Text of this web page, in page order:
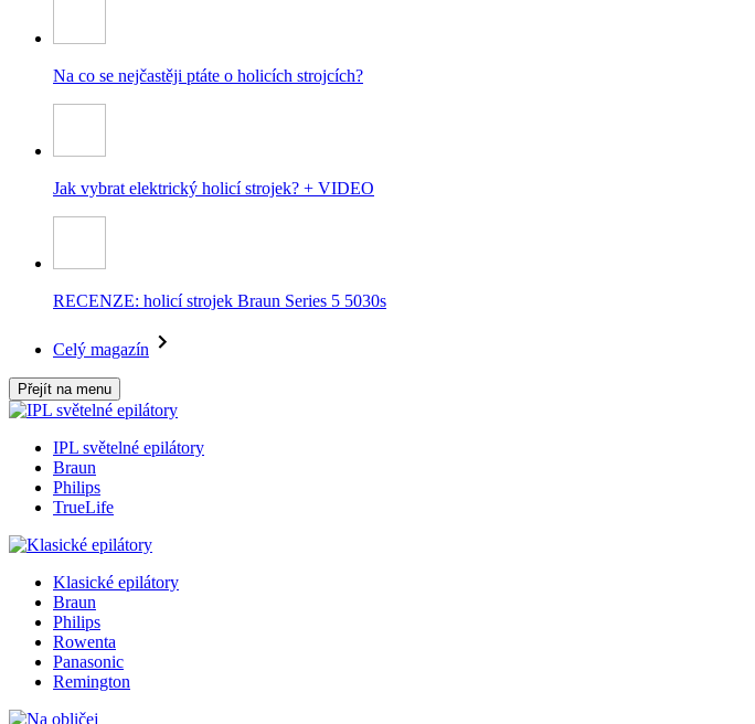
Na co se nejčastěji ptáte o holicích strojcích?
Jak vybrat elektrický holicí strojek? + VIDEO
RECENZE: holicí strojek Braun Series 5 5030s
Celý magazín
Přejít na menu
IPL světelné epilátory
Braun
Philips
TrueLife
Klasické epilátory
Braun
Philips
Rowenta
Panasonic
Remington